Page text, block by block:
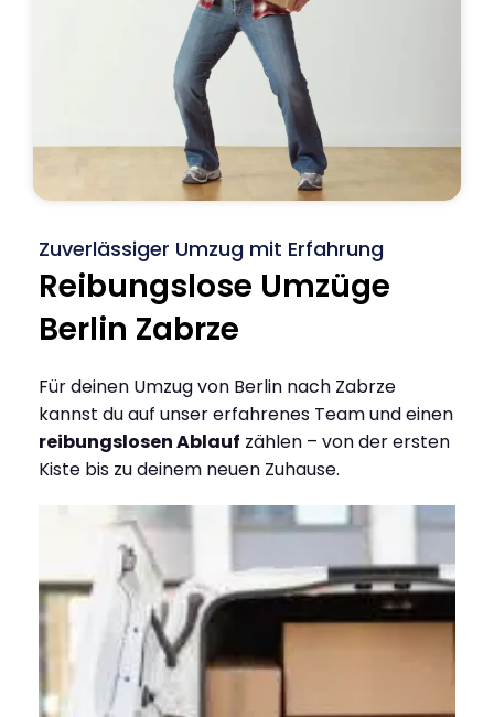
Zuverlässiger Umzug mit Erfahrung
Reibungslose Umzüge
Berlin Zabrze
Für deinen Umzug von Berlin nach Zabrze
kannst du auf unser erfahrenes Team und einen
reibungslosen Ablauf zählen – von der ersten
Kiste bis zu deinem neuen Zuhause.